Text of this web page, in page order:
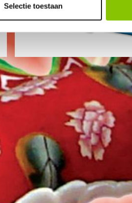
Selectie toestaan